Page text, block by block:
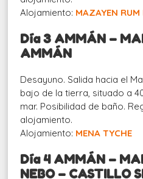
Alojamiento: MAZAYEN RUM
Día 3 AMMÁN –
AMMÁN
Desayuno. Salida hacia el
bajo de la tierra, situado a
mar. Posibilidad de baño.
alojamiento.
Alojamiento: MENA TYCHE
Día 4 AMMÁN –
NEBO – CASTILLO